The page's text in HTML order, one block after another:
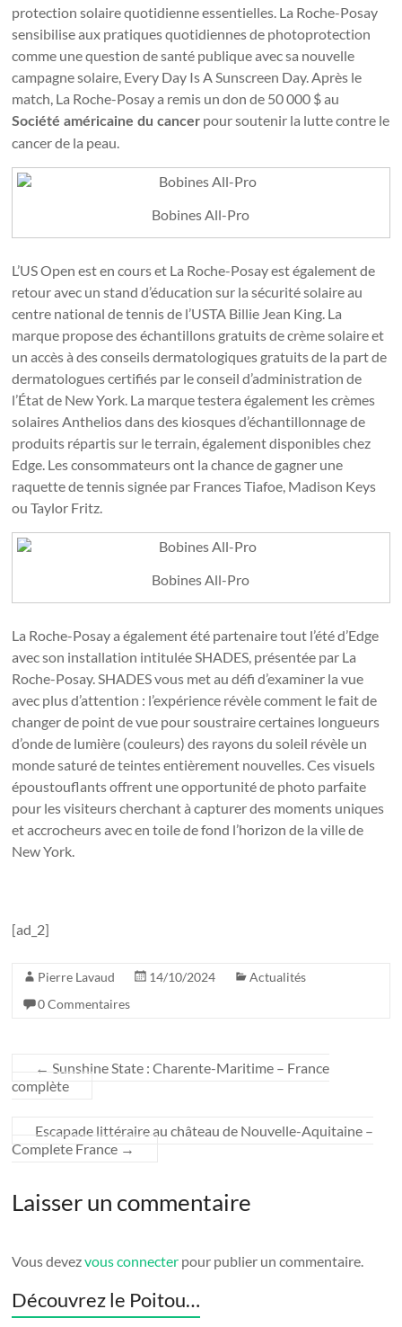
protection solaire quotidienne essentielles. La Roche-Posay
sensibilise aux pratiques quotidiennes de photoprotection
comme une question de santé publique avec sa nouvelle
campagne solaire, Every Day Is A Sunscreen Day. Après le
match, La Roche-Posay a remis un don de 50 000 $ au
Société américaine du cancer pour soutenir la lutte contre le
cancer de la peau.
Bobines All-Pro
L’US Open est en cours et La Roche-Posay est également de
retour avec un stand d’éducation sur la sécurité solaire au
centre national de tennis de l’USTA Billie Jean King. La
marque propose des échantillons gratuits de crème solaire et
un accès à des conseils dermatologiques gratuits de la part de
dermatologues certifiés par le conseil d’administration de
l’État de New York. La marque testera également les crèmes
solaires Anthelios dans des kiosques d’échantillonnage de
produits répartis sur le terrain, également disponibles chez
Edge. Les consommateurs ont la chance de gagner une
raquette de tennis signée par Frances Tiafoe, Madison Keys
ou Taylor Fritz.
Bobines All-Pro
La Roche-Posay a également été partenaire tout l’été d’Edge
avec son installation intitulée SHADES, présentée par La
Roche-Posay. SHADES vous met au défi d’examiner la vue
avec plus d’attention : l’expérience révèle comment le fait de
changer de point de vue pour soustraire certaines longueurs
d’onde de lumière (couleurs) des rayons du soleil révèle un
monde saturé de teintes entièrement nouvelles. Ces visuels
époustouflants offrent une opportunité de photo parfaite
pour les visiteurs cherchant à capturer des moments uniques
et accrocheurs avec en toile de fond l’horizon de la ville de
New York.
[ad_2]
Pierre Lavaud 14/10/2024
Actualités
0 Commentaires
← Sunshine State : Charente-Maritime – France
complète
Escapade littéraire au château de Nouvelle-Aquitaine –
Complete France →
Laisser un commentaire
Vous devezvous connecter pour publier un commentaire.
Découvrez le Poitou…